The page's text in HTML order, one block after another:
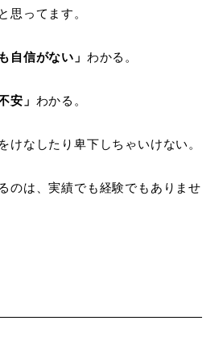
思ってます。
自信がない」 わかる。
安」 わかる。
けなしたり卑下しちゃいけない。
のは、実績でも経験でもありませ